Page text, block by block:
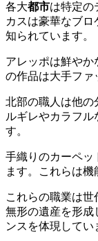
各大都市は特定の
カスは豪華なブ
知られています。
アレッポは鮮やか
の作品は大手ファ
北部の職人は他の
ルギレやカラフル
す。
手織りのカーペッ
ます。これらは機
これらの職業は
無形の遺産を形成
ンスを体現してい